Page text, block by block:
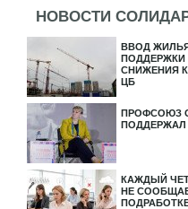
НОВОСТИ
ВВОД
ПОДДЕРЖКИ
СНИЖЕНИЯ
ЦБ
ПРОФСОЮЗ
ПОДДЕРЖАЛ
КАЖДЫЙ
НЕ